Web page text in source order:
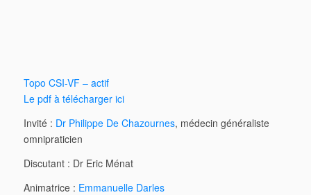
Topo CSI-VF – actif
Le pdf à télécharger ici
Invité : Dr Philippe De Chazournes, médecin généraliste
omnipraticien
Discutant : Dr Eric Ménat
Animatrice : Emmanuelle Darles